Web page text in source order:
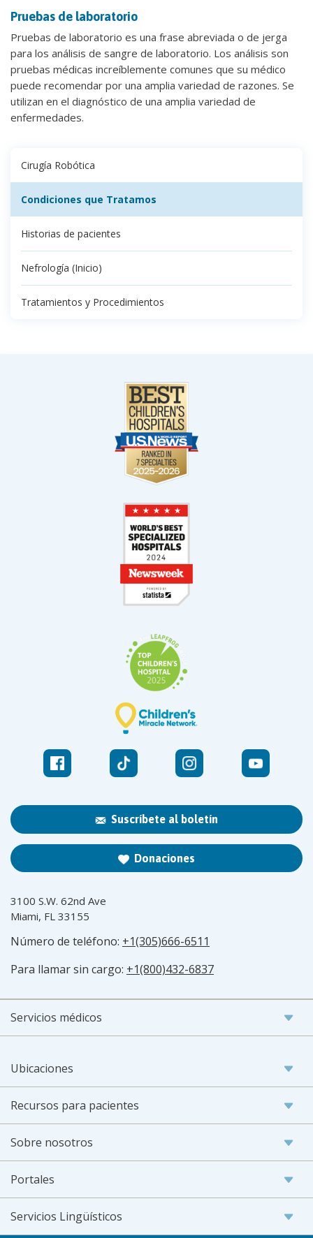
Pruebas de laboratorio
Pruebas de laboratorio es una frase abreviada o de jerga
para los análisis de sangre de laboratorio. Los análisis son
pruebas médicas increíblemente comunes que su médico
puede recomendar por una amplia variedad de razones. Se
utilizan en el diagnóstico de una amplia variedad de
enfermedades.
Cirugía Robótica
Condiciones que Tratamos
Historias de pacientes
Nefrología (Inicio)
Tratamientos y Procedimientos
Suscríbete al boletín
Donaciones
3100 S.W. 62nd Ave
Miami, FL 33155
Número de teléfono: +1(305)666-6511
Para llamar sin cargo: +1(800)432-6837
Servicios médicos
Ubicaciones
Recursos para pacientes
Sobre nosotros
Portales
Servicios Lingüísticos